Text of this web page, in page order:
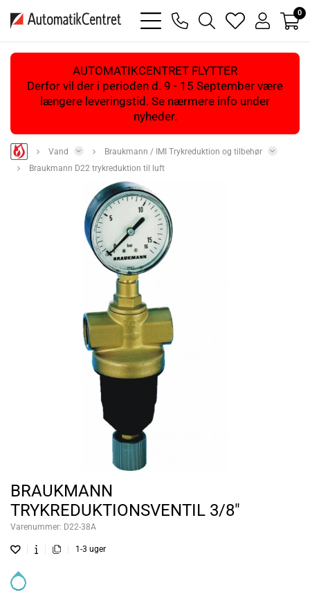
bars
light
phone
magnifying
glass
heart
light
user
light
0
AUTOMATIKCENTRET FLYTTER
Derfor vil der i perioden d. 9 - 15 September være
længere leveringstid. Se nærmere info under
nyheder.
Vand
Braukmann / IMI Trykreduktion og tilbehør
Braukmann D22 trykreduktion til luft
BRAUKMANN
TRYKREDUKTIONSVENTIL 3/8"
Varenummer: D22-38A
1-3 uger